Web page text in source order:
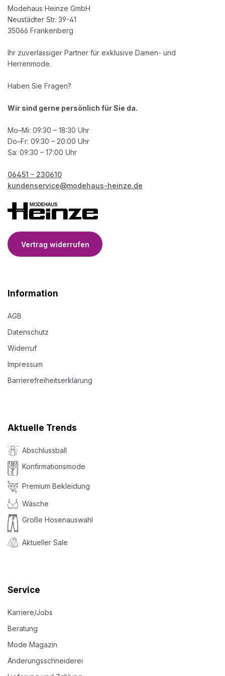
Modehaus Heinze GmbH
Neustädter Str. 39-41
35066 Frankenberg
Ihr zuverlässiger Partner für exklusive Damen- und
Herrenmode.
Haben Sie Fragen?
Wir sind gerne persönlich für Sie da.
Mo–Mi: 09:30 – 18:30 Uhr
Do–Fr: 09:30 – 20:00 Uhr
Sa: 09:30 – 17:00 Uhr
06451 - 230610
kundenservice@modehaus-heinze.de
Vertrag widerrufen
Information
AGB
Datenschutz
Widerruf
Impressum
Barrierefreiheitserklärung
Aktuelle Trends
Abschlussball
Konfirmationsmode
Premium Bekleidung
Wäsche
Große Hosenauswahl
Aktueller Sale
Service
Karriere/Jobs
Beratung
Mode Magazin
Änderungsschneiderei